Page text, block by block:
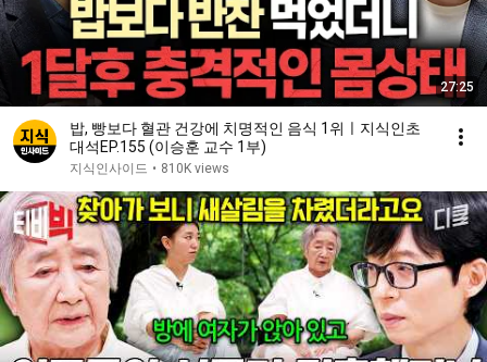
27:25
밥, 빵보다 혈관 건강에 치명적인 음식 1위ㅣ지식인초
대석EP.155 (이승훈 교수 1부)
지식인사이드 • 810K views